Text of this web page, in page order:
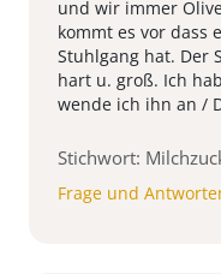
und wir immer
kommt es vor dass
Stuhlgang hat. Der
hart u. groß. Ich
wende ich ihn an /
Stichwort:
Frage und